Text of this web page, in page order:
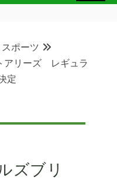
スポーツ
アリーズ レギュラ
定
ズブリ